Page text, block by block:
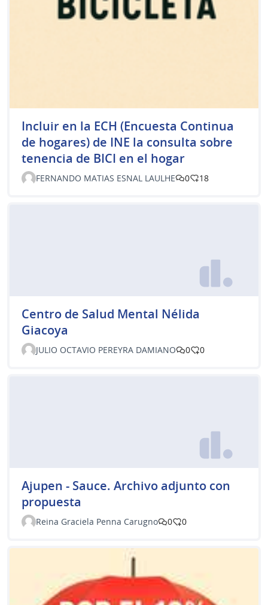
Incluir en la ECH (Encuesta Continua
de hogares) de INE la consulta sobre
tenencia de BICI en el hogar
FERNANDO MATIAS ESNAL LAULHE 0 18
Centro de Salud Mental Nélida
Giacoya
JULIO OCTAVIO PEREYRA DAMIANO 0 0
Ajupen - Sauce. Archivo adjunto con
propuesta
Reina Graciela Penna Carugno 0 0